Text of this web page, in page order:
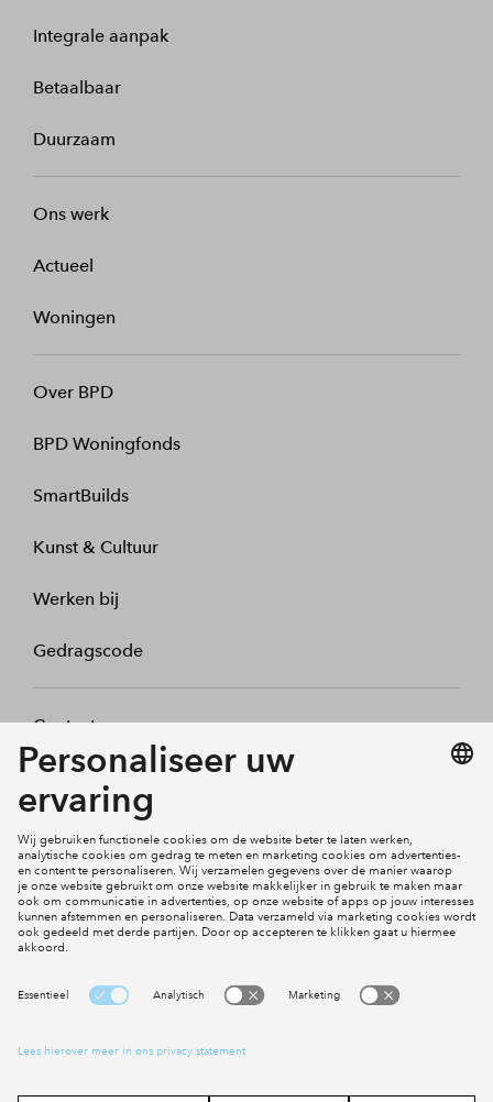
Integrale aanpak
Betaalbaar
Duurzaam
Ons werk
Actueel
Woningen
Over BPD
BPD Woningfonds
SmartBuilds
Kunst & Cultuur
Werken bij
Gedragscode
Contact
Mijn profiel
Social Media
Cookies